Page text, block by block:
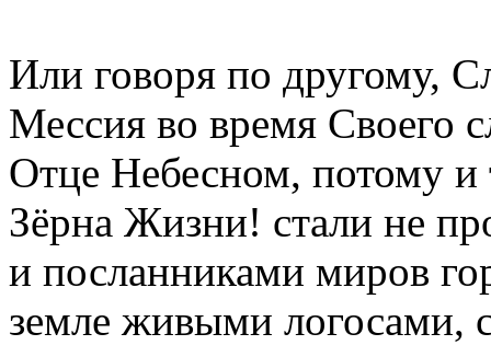
Или говоря по другому,
Мессия во время Своего
Отце Небесном, потому
Зёрна Жизни! стали не
и посланниками миров
земле живыми логосами,